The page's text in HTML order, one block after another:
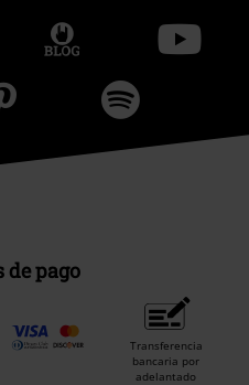
de pago
Transferencia
bancaria por
adelantado